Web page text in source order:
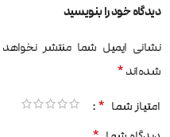
دیدگاه خود را بنویسید
نشانی ایمیل شما منتشر
شده‌اند*
امتیاز شما *